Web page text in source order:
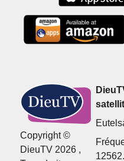
Copyright ©
DieuTV 2026 ,